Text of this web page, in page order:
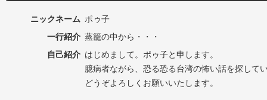
ニックネーム ポゥ子
一行紹介 蒸籠の中から・・・
自己紹介 はじめまして。ポゥ子と申します。
臆病者ながら、恐る恐る台湾の怖い話を探して
どうぞよろしくお願いいたします。